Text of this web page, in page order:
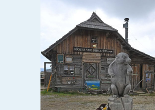
30. MAI 2023
GERLOSPASS